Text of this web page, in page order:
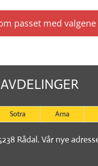
passet med
Sotra Arna
Rådal. Vår nye